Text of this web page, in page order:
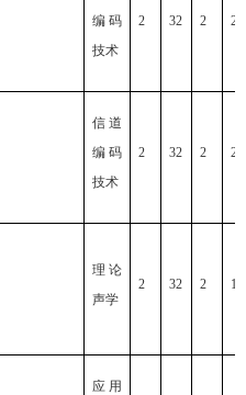
编码
技术
2 32 2 2
信道
编码
技术
2 32 2 2
理论
声学
2 32 2 1
应用